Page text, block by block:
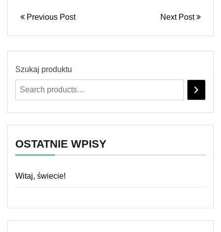
Previous Post Next Post
Szukaj produktu
OSTATNIE WPISY
Witaj, świecie!